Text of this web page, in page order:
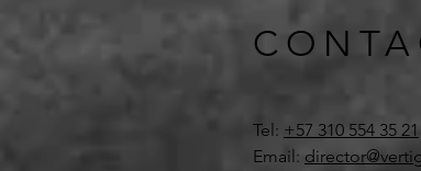
Tel: +57 310 554 35 21
Email: